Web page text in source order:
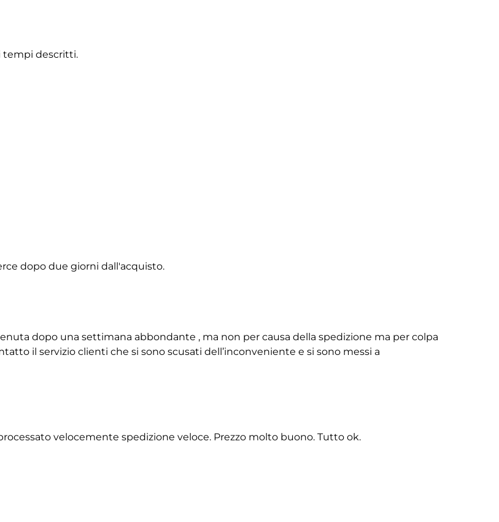
tempi descritti.
dopo due giorni dall'acquisto.
dopo una settimana abbondante , ma non per causa della spedizione ma per colpa
il servizio clienti che si sono scusati dell’inconveniente e si sono messi a
velocemente spedizione veloce. Prezzo molto buono. Tutto ok.